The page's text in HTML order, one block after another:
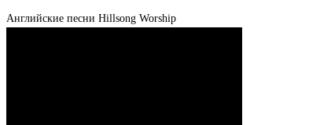
Английские песни Hillsong Worship